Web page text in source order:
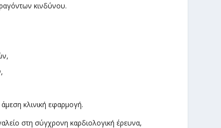
κινδύνου.
κλινική εφαρμογή.
στη σύγχρονη καρδιολογική έρευνα,